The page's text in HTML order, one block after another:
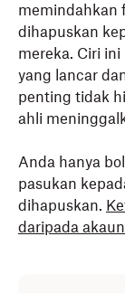
memindahkan
dihapuskan
mereka. Ciri
yang lancar
penting tidak
ahli
Anda hanya
pasukan
dihapuskan.
daripada